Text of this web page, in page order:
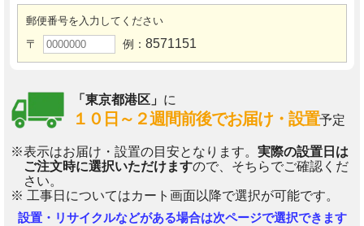
郵便番号を入力してください
〒 例： 8571151
「東京都港区」 に
１０日～２週間前後でお届け・設置予定
※表示はお届け・設置の目安となります。 実際の設置日は
ご注文時に選択いただけますので、そちらでご確認くだ
さい。
※ 工事日についてはカート画面以降で選択が可能です。
設置・リサイクルなどがある場合は次ページで選択できます